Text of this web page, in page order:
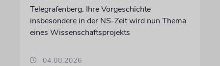
Telegrafenberg. Ihre Vorgeschichte
insbesondere in der NS-Zeit wird nun Thema
eines Wissenschaftsprojekts
04.08.2026